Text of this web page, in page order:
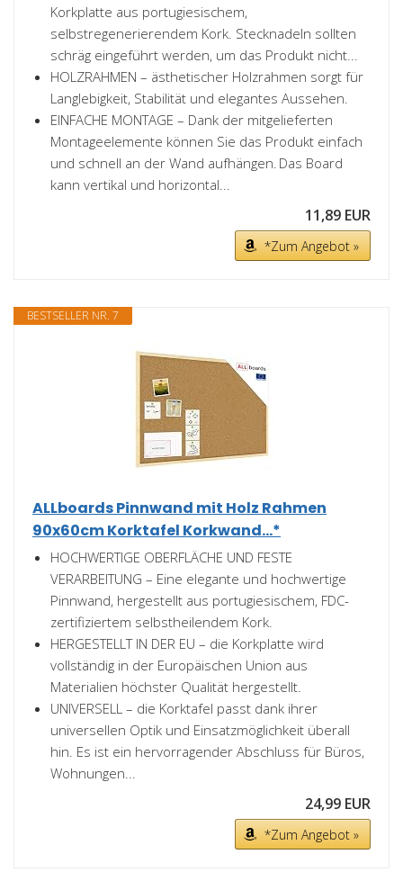
Korkplatte aus portugiesischem,
selbstregenerierendem Kork. Stecknadeln sollten
schräg eingeführt werden, um das Produkt nicht...
HOLZRAHMEN – ästhetischer Holzrahmen sorgt für
Langlebigkeit, Stabilität und elegantes Aussehen.
EINFACHE MONTAGE – Dank der mitgelieferten
Montageelemente können Sie das Produkt einfach
und schnell an der Wand aufhängen. Das Board
kann vertikal und horizontal...
11,89 EUR
*Zum Angebot »
BESTSELLER NR. 7
ALLboards Pinnwand mit Holz Rahmen
90x60cm Korktafel Korkwand...*
HOCHWERTIGE OBERFLÄCHE UND FESTE
VERARBEITUNG – Eine elegante und hochwertige
Pinnwand, hergestellt aus portugiesischem, FDC-
zertifiziertem selbstheilendem Kork.
HERGESTELLT IN DER EU – die Korkplatte wird
vollständig in der Europäischen Union aus
Materialien höchster Qualität hergestellt.
UNIVERSELL – die Korktafel passt dank ihrer
universellen Optik und Einsatzmöglichkeit überall
hin. Es ist ein hervorragender Abschluss für Büros,
Wohnungen...
24,99 EUR
*Zum Angebot »